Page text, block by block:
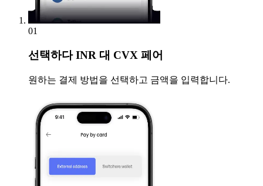
01
선택하다INR 대 CVX 페어
원하는 결제 방법을 선택하고 금액을 입력합니다.